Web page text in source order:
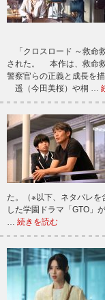
「クロスロード ～救命
された。 本作は、救命救
警察官らの正義と成長を
遥（今田美桜）や桐 …
た。（※以下、ネタバレ
した学園ドラマ「GTO」
続きを読む